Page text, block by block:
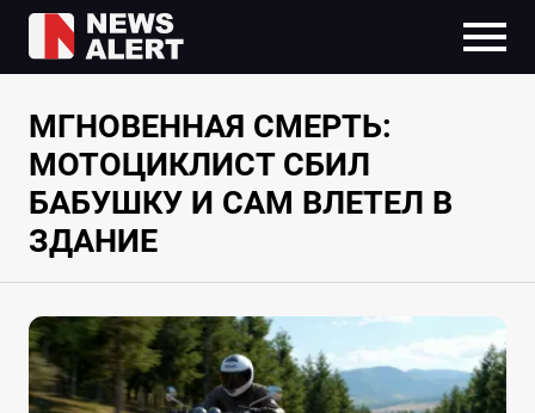
МГНОВЕННАЯ СМЕРТЬ:
МОТОЦИКЛИСТ СБИЛ
БАБУШКУ И САМ ВЛЕТЕЛ В
ЗДАНИЕ